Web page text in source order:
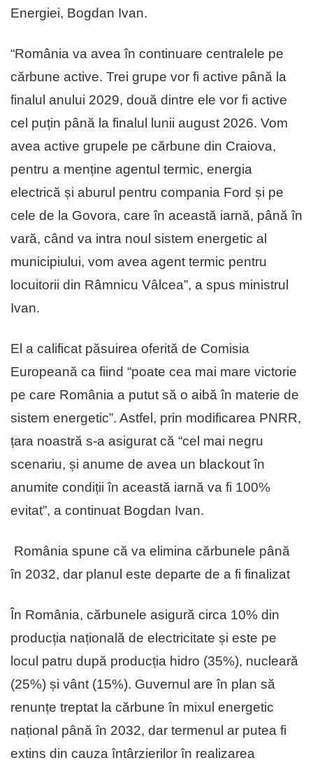
Energiei, Bogdan Ivan.
“România va avea în continuare centralele pe
cărbune active. Trei grupe vor fi active până la
finalul anului 2029, două dintre ele vor fi active
cel puțin până la finalul lunii august 2026. Vom
avea active grupele pe cărbune din Craiova,
pentru a menține agentul termic, energia
electrică și aburul pentru compania Ford și pe
cele de la Govora, care în această iarnă, până în
vară, când va intra noul sistem energetic al
municipiului, vom avea agent termic pentru
locuitorii din Râmnicu Vâlcea”, a spus ministrul
Ivan.
El a calificat păsuirea oferită de Comisia
Europeană ca fiind “poate cea mai mare victorie
pe care România a putut să o aibă în materie de
sistem energetic”. Astfel, prin modificarea PNRR,
țara noastră s-a asigurat că “cel mai negru
scenariu, și anume de avea un blackout în
anumite condiții în această iarnă va fi 100%
evitat”, a continuat Bogdan Ivan.
România spune că va elimina cărbunele până
în 2032, dar planul este departe de a fi finalizat
În România, cărbunele asigură circa 10% din
producția națională de electricitate și este pe
locul patru după producția hidro (35%), nucleară
(25%) și vânt (15%). Guvernul are în plan să
renunțe treptat la cărbune în mixul energetic
național până în 2032, dar termenul ar putea fi
extins din cauza întârzierilor în realizarea